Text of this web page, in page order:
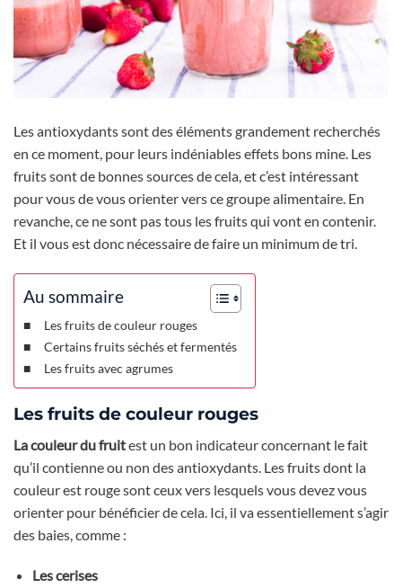
Les antioxydants sont des éléments grandement recherchés
en ce moment, pour leurs indéniables effets bons mine. Les
fruits sont de bonnes sources de cela, et c’est intéressant
pour vous de vous orienter vers ce groupe alimentaire. En
revanche, ce ne sont pas tous les fruits qui vont en contenir.
Et il vous est donc nécessaire de faire un minimum de tri.
Au sommaire
Les fruits de couleur rouges
Certains fruits séchés et fermentés
Les fruits avec agrumes
Les fruits de couleur rouges
La couleur du fruitest un bon indicateur concernant le fait
qu’il contienne ou non des antioxydants. Les fruits dont la
couleur est rouge sont ceux vers lesquels vous devez vous
orienter pour bénéficier de cela. Ici, il va essentiellement s’agir
des baies, comme :
Les cerises